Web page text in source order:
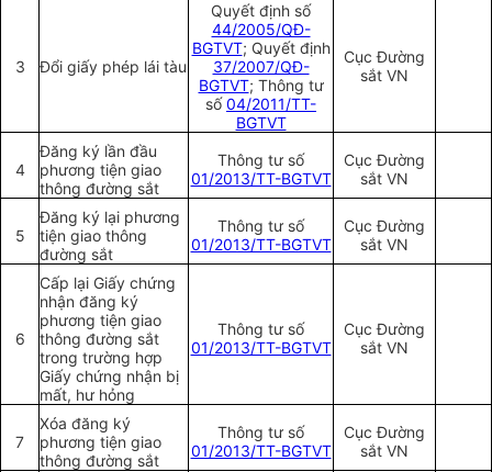
3 Đổi giấy phép lái tàu
Quyết định số
44/2005/QĐ-
BGTVT; Quyết định
37/2007/QĐ-
BGTVT; Thông tư
số04/2011/TT-
BGTVT
Cục Đường
sắt VN
4
Đăng ký lần đầu
phương tiện giao
thông đường sắt
Thông tư số
01/2013/TT-BGTVT
Cục Đường
sắt VN
5
Đăng ký lại phương
tiện giao thông
đường sắt
Thông tư số
01/2013/TT-BGTVT
Cục Đường
sắt VN
6
Cấp lại Giấy chứng
nhận đăng ký
phương tiện giao
thông đường sắt
trong trường hợp
Giấy chứng nhận bị
mất, hư hỏng
Thông tư số
01/2013/TT-BGTVT
Cục Đường
sắt VN
7
Xóa đăng ký
phương tiện giao
thông đường sắt
Thông tư số
01/2013/TT-BGTVT
Cục Đường
sắt VN